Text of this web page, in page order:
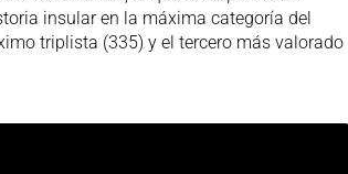
insular en la máxima categoría del
triplista (335) y el tercero más valorado